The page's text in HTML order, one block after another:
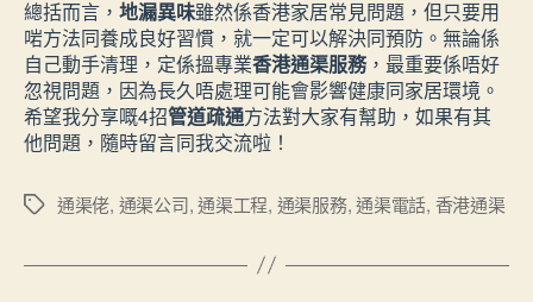
總括而言， 地漏異味雖然係香港家居常見問題，但只要用
啱方法同養成良好習慣，就一定可以解決同預防。無論係
自己動手清理，定係搵專業香港通渠服務，最重要係唔好
忽視問題，因為長久唔處理可能會影響健康同家居環境。
希望我分享嘅4招管道疏通方法對大家有幫助，如果有其
他問題，隨時留言同我交流啦！
Tags通渠佬, 通渠公司,通渠工程, 通渠服務,通渠電話, 香港通渠